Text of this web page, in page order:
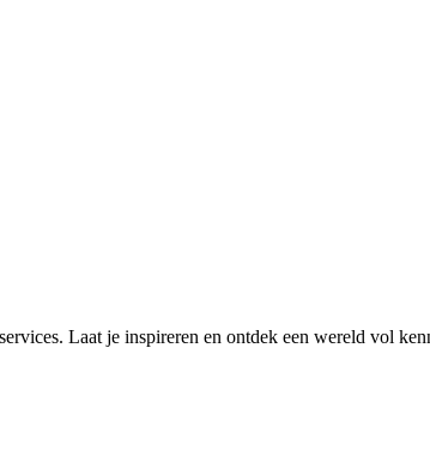
Laat je inspireren en ontdek een wereld vol